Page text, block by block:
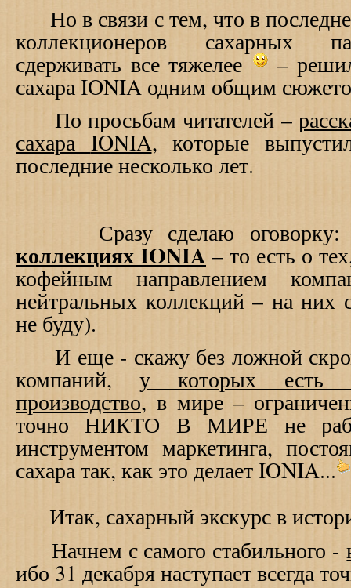
Но в связи с тем, что в
коллекционеров сахарных
сдерживать все тяжелее –
сахараIONIA одним общим
По просьбам читателей –
сахара IONIA, которые
последние несколько лет.
Сразу сделаю оговорку:
коллекцияхIONIA – то есть о
кофейным направлением
нейтральных коллекций – на них
не буду).
И еще - скажу без ложной
компаний,у которых есть
производство, в мире –
точно НИКТО В МИРЕ не
инструментом маркетинга,
сахара так, как это делает IONIA...
Итак, сахарный экскурс в
Начнем с самого стабильного -
ибо 31 декабря наступает всегда